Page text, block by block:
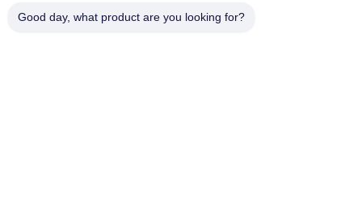
Good day, what product are you looking for?